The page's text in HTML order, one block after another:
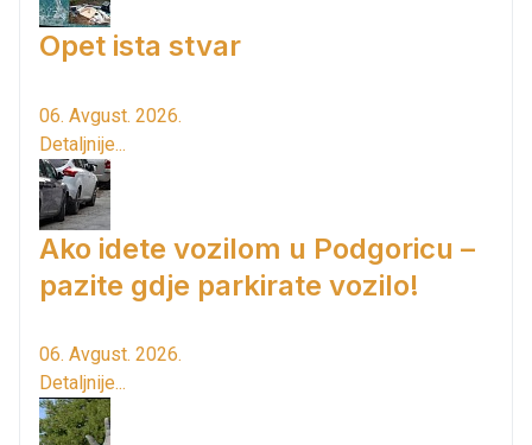
Opet ista stvar
06. Avgust. 2026.
Detaljnije...
Ako idete vozilom u Podgoricu –
pazite gdje parkirate vozilo!
06. Avgust. 2026.
Detaljnije...